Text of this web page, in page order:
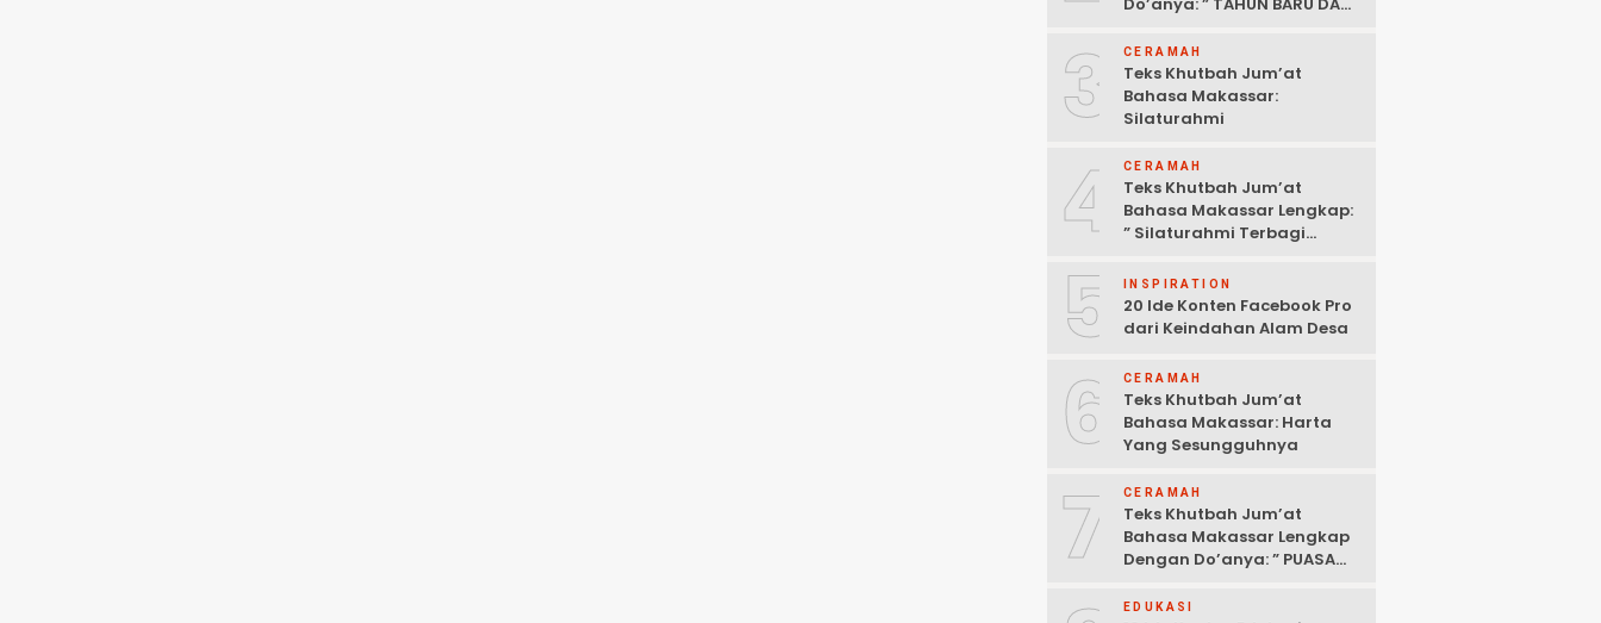
Do’anya: ” TAHUN BARU DAN
3 CERAMAH
Teks Khutbah Jum’at
Bahasa Makassar:
Silaturahmi
4 CERAMAH
Teks Khutbah Jum’at
Bahasa Makassar Lengkap:
” Silaturahmi Terbagi
5 INSPIRATION
20 Ide Konten Facebook Pro
dari Keindahan Alam Desa
6 CERAMAH
Teks Khutbah Jum’at
Bahasa Makassar: Harta
Yang Sesungguhnya
7 CERAMAH
Teks Khutbah Jum’at
Bahasa Makassar Lengkap
Dengan Do’anya: ” PUASA
HAWA NAFSU “
EDUKASI